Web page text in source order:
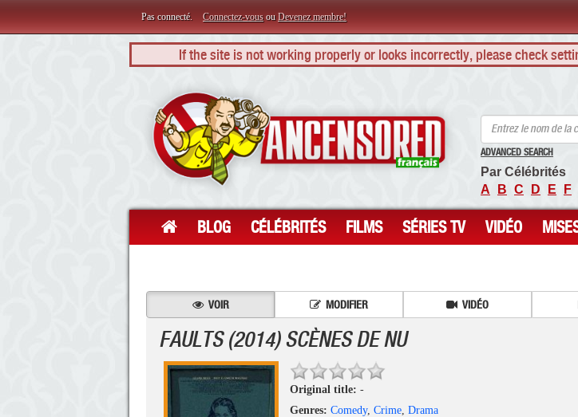
Pas connecté. Connectez-vous ou Devenez membre!
If the site is not working properly or looks incorrectly, please check
ADVANCED SEARCH
Par Célébrités
A
B C D E F
BLOG CÉLÉBRITÉS FILMS SÉRIES TV VIDÉO
VOIR MODIFIER VIDÉO
FAULTS (2014) SCÈNES DE NU
Original title: -
Genres: Comedy, Crime, Drama